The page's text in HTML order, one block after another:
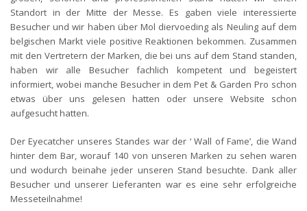
Standort in der Mitte der Messe. Es gaben viele interessierte
Besucher und wir haben über Mol diervoeding als Neuling auf dem
belgischen Markt viele positive Reaktionen bekommen. Zusammen
mit den Vertretern der Marken, die bei uns auf dem Stand standen,
haben wir alle Besucher fachlich kompetent und begeistert
informiert, wobei manche Besucher in dem Pet & Garden Pro schon
etwas über uns gelesen hatten oder unsere Website schon
aufgesucht hatten.
Der Eyecatcher unseres Standes war der ‘ Wall of Fame’, die Wand
hinter dem Bar, worauf 140 von unseren Marken zu sehen waren
und wodurch beinahe jeder unseren Stand besuchte. Dank aller
Besucher und unserer Lieferanten war es eine sehr erfolgreiche
Messeteilnahme!